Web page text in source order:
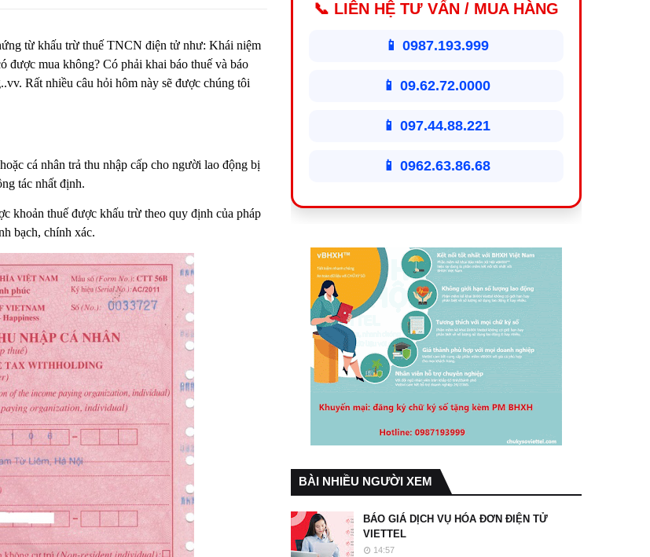
từ khấu trừ thuế TNCN điện tử như: Khái niệm
mua không? Có phải khai báo thuế và báo
Rất nhiều câu hỏi hôm này sẽ được chúng tôi
cá nhân trả thu nhập cấp cho người lao động bị
tác nhất định.
khoản thuế được khấu trừ theo quy định của pháp
bạch, chính xác.
📞 LIÊN HỆ TƯ VẤN / MUA HÀNG
📱 0987.193.999
📱 09.62.72.0000
📱 097.44.88.221
📱 0962.63.86.68
BÀI NHIỀU NGƯỜI XEM
BÁO GIÁ DỊCH VỤ HÓA ĐƠN ĐIỆN TỬ
VIETTEL
14:57